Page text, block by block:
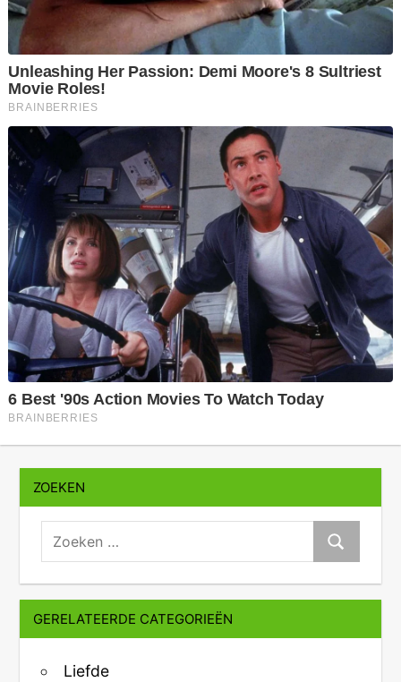
ZOEKEN
zoeken:
Zoeken
GERELATEERDE CATEGORIEËN
Liefde